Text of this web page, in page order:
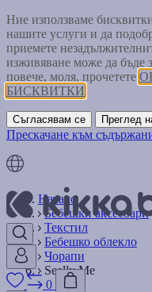
Ние използваме
нашите услуги и да
приемете
изживяване може да бъде
повече, моля, прочетете
БИСКВИТКИ
Съгласявам се Преглед
Прескачане към
0
Начало
Бебешки аксесоари
Текстил
Бебешко облекло
Чорапи
Seally Me